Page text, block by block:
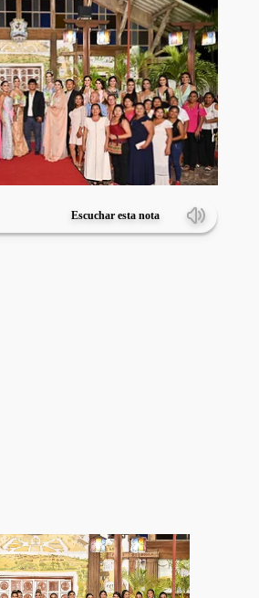
Escuchar esta nota